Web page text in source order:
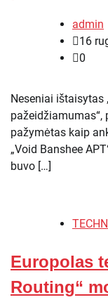
admin
16
0
Neseniai
pažeidžiamumas“,
pažymėtas kaip
„Void Banshee
buvo […]
Europolas
Routing“